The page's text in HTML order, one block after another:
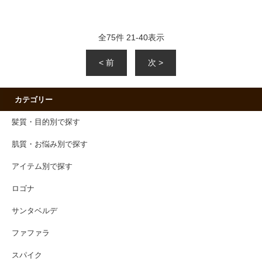
全75件 21-40表示
< 前 次 >
カテゴリー
髪質・目的別で探す
肌質・お悩み別で探す
アイテム別で探す
ロゴナ
サンタベルデ
ファファラ
スパイク